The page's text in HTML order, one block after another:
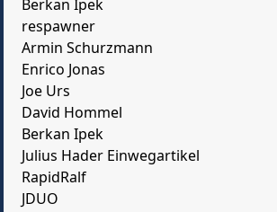
Berkan Ipek
respawner
Armin Schurzmann
Enrico Jonas
Joe Urs
David Hommel
Berkan Ipek
Julius Hader Einwegartikel
RapidRalf
JDUO